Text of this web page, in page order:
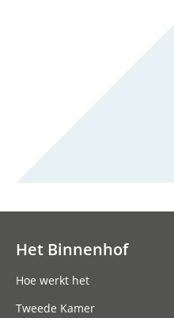
Het Binnenhof
Hoe werkt het
Tweede Kamer